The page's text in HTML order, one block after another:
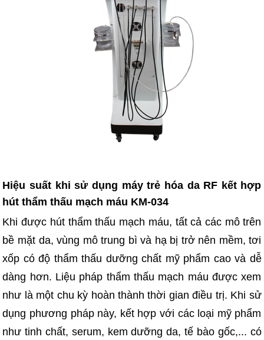
Hiệu suất khi sử dụng máy trẻ hóa da RF kết hợp
hút thẩm thấu mạch máu KM-034
Khi được hút thẩm thấu mạch máu, tất cả các mô trên
bề mặt da, vùng mô trung bì và hạ bị trở nên mềm, tơi
xốp có độ thẩm thấu dưỡng chất mỹ phẩm cao và dễ
dàng hơn. Liệu pháp thẩm thấu mạch máu được xem
như là một chu kỳ hoàn thành thời gian điều trị. Khi sử
dụng phương pháp này, kết hợp với các loại mỹ phẩm
như tinh chất, serum, kem dưỡng da, tế bào gốc,... có